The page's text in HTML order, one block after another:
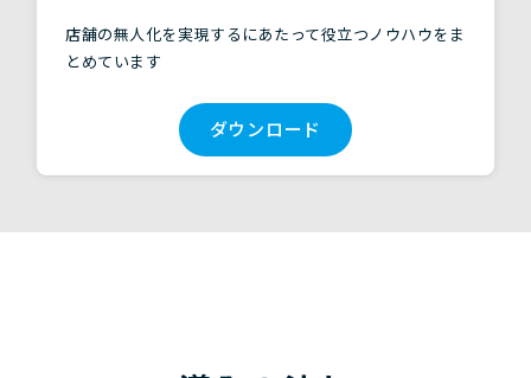
店舗の無人化を実現するにあたって役立つノウハウをま
とめています
ダウンロード